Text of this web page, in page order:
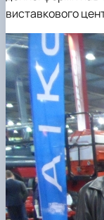
виставкового